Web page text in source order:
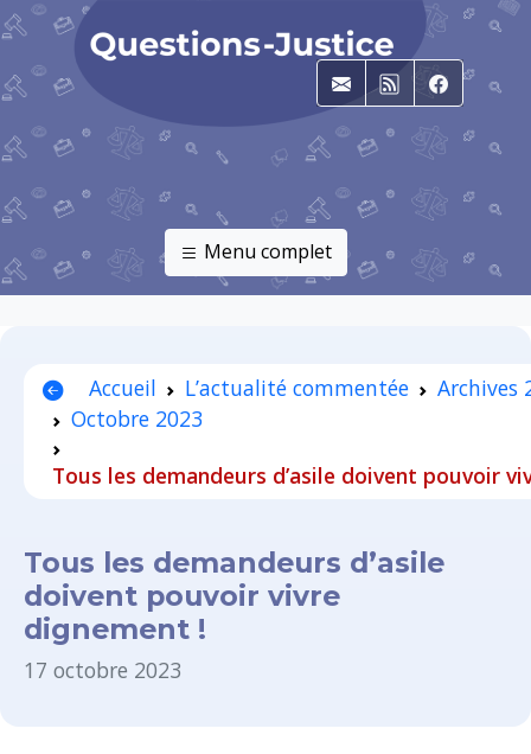
E-mailRSS
Menu complet
Accueil L’actualité commentée
Archives
Octobre 2023
Tous les demandeurs d’asile doivent pouvoir
Tous les demandeurs d’asile
doivent pouvoir vivre
dignement !
17 octobre 2023